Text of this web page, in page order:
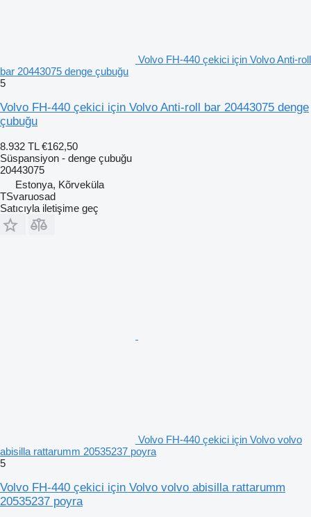
Volvo FH-440 çekici için Volvo Anti-roll
bar 20443075 denge çubuğu
5
Volvo FH-440 çekici için Volvo Anti-roll bar 20443075 denge
çubuğu
8.932 TL €162,50
Süspansiyon - denge çubuğu
20443075
Estonya, Kõrveküla
TSvaruosad
Satıcıyla iletişime geç
Volvo FH-440 çekici için Volvo volvo
abisilla rattarumm 20535237 poyra
5
Volvo FH-440 çekici için Volvo volvo abisilla rattarumm
20535237 poyra